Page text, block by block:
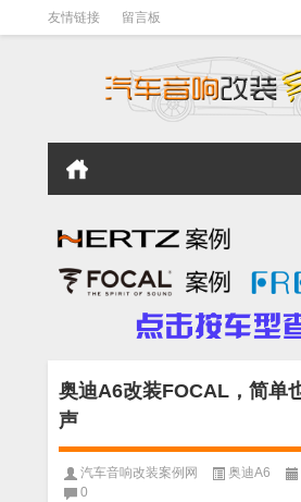
友情链接 留言板
奥迪A6改装FOCAL，简单
声
汽车音响改装案例网 奥迪A6
0